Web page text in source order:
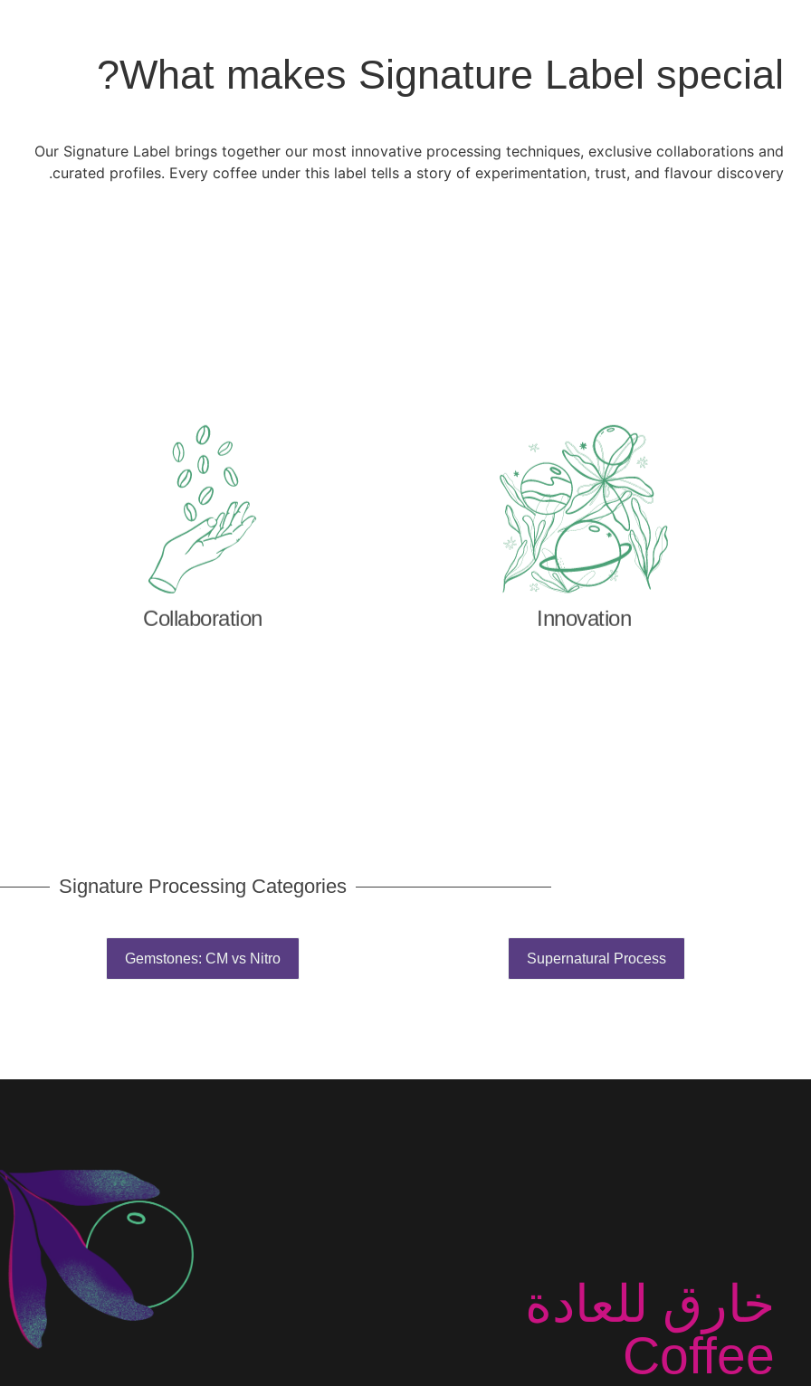
What makes Signature Label special?
Our Signature Label brings together our most innovative processing techniques, exclusive collaborations and
curated profiles. Every coffee under this label tells a story of experimentation, trust, and flavour discovery.
Innovation
Collaboration
Signature Processing Categories
Supernatural Process
Gemstones: CM vs Nitro
خارق للعادة
Coffee